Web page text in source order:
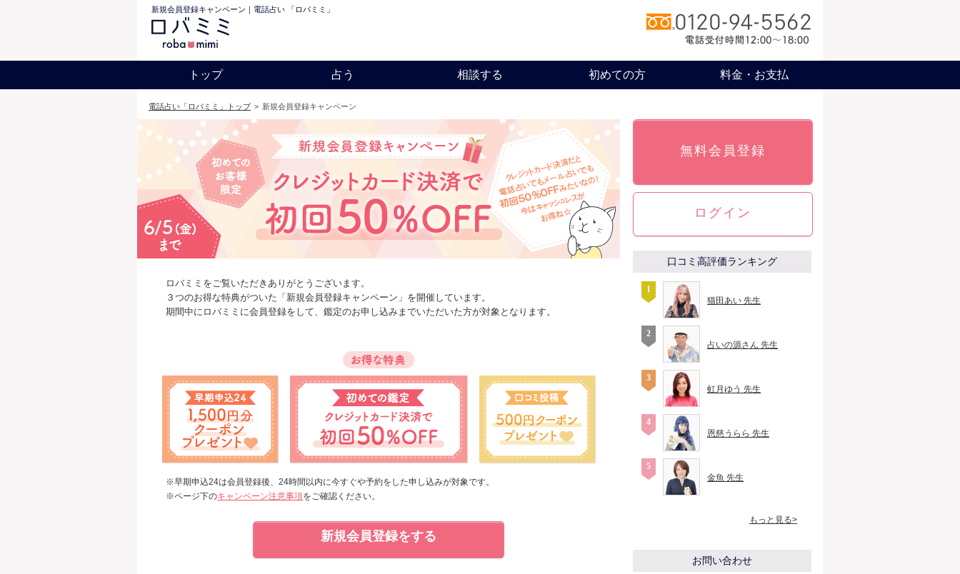
新規会員登録キャンペーン｜電話占い 「ロバミミ」
トップ 占う 相談する 初めての方 料金・お支払
電話占い「ロバミミ」トップ > 新規会員登録キャンペーン
ロバミミをご覧いただきありがとうございます。
３つのお得な特典がついた「新規会員登録キャンペーン」を開催しています。
期間中にロバミミに会員登録をして、鑑定のお申し込みまでいただいた方が対象となります。
※早期申込24は会員登録後、24時間以内に今すぐや予約をした申し込みが対象です。
※ページ下のキャンペーン注意事項をご確認ください。
新規会員登録をする
無料会員登録
ログイン
口コミ高評価ランキング
猫田あい 先生
占いの源さん 先生
虹月ゆう 先生
恩慈うらら 先生
金魚 先生
もっと見る>
お問い合わせ